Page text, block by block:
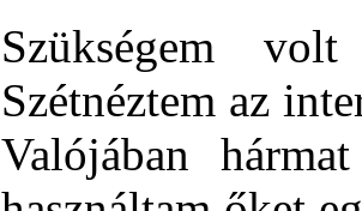
Szükségem
Szétnéztem az
Valójában